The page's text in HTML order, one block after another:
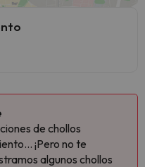
de chollos
¡Pero no te
algunos chollos